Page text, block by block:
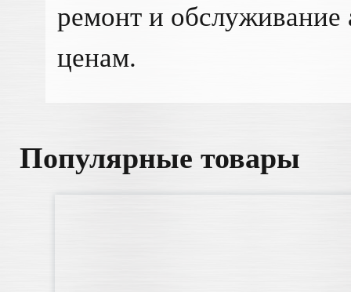
ремонт и
ценам.
Популярные товары